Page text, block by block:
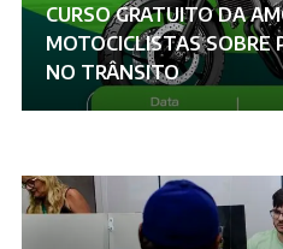
CURSO GRATUITO DA
MOTOCICLISTAS SOBRE
NO TRÂNSITO